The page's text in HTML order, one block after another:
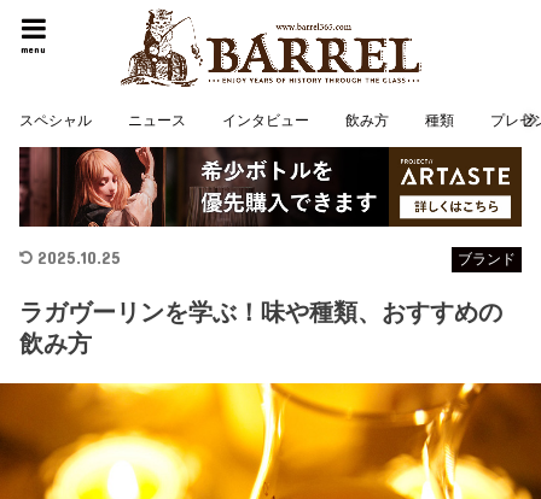
menu
スペシャル ニュース インタビュー 飲み方 種類 プレゼ
ブランド
2025.10.25
ラガヴーリンを学ぶ！味や種類、おすすめの
飲み方